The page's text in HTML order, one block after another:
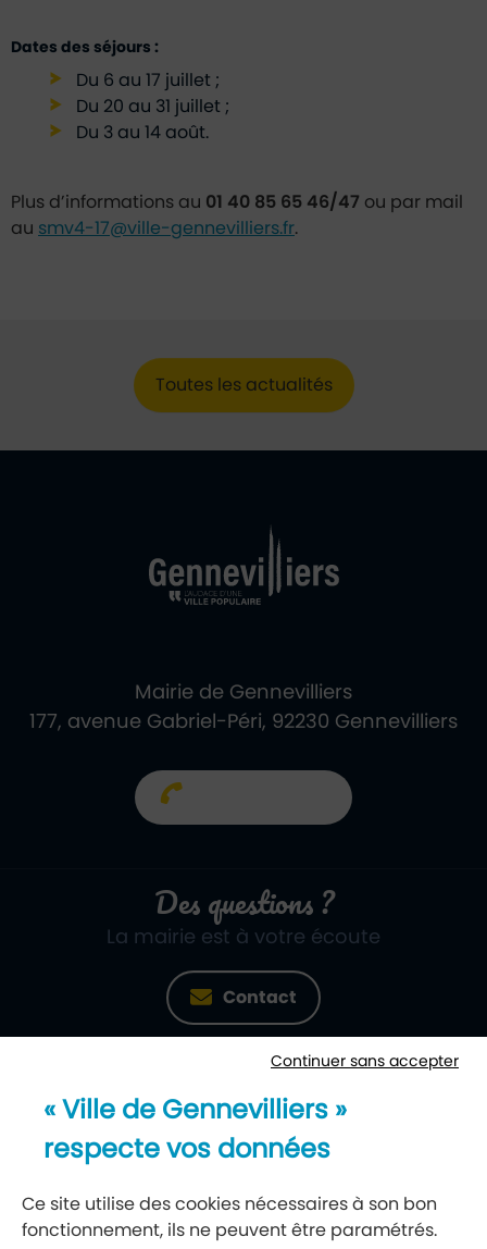
Dates des séjours :
Du 6 au 17 juillet ;
Du 20 au 31 juillet ;
Du 3 au 14 août.
Plus d’informations au 01 40 85 65 46/47 ou par mail
au smv4-17@ville-gennevilliers.fr.
Toutes les actualités
Mairie de Gennevilliers
177, avenue Gabriel-Péri, 92230 Gennevilliers
Des questions ?
La mairie est à votre écoute
Contact
Newsletter
Continuer sans accepter
« Ville de Gennevilliers »
respecte vos données
Ce site utilise des cookies nécessaires à son bon
fonctionnement, ils ne peuvent être paramétrés.